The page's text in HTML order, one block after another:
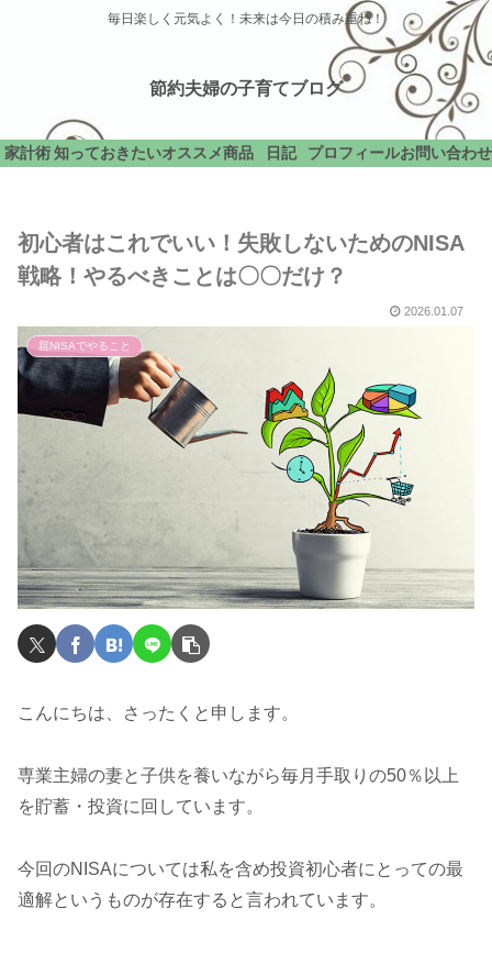
毎日楽しく元気よく！未来は今日の積み重ね！
節約夫婦の子育てブログ
家計術 知っておきたいオススメ商品 日記 プロフィールお問い合わせ
初心者はこれでいい！失敗しないためのNISA
戦略！やるべきことは〇〇だけ？
2026.01.07
親NISAでやること
こんにちは、さったくと申します。
専業主婦の妻と子供を養いながら毎月手取りの50％以上
を貯蓄・投資に回しています。
今回のNISAについては私を含め投資初心者にとっての最
適解というものが存在すると言われています。